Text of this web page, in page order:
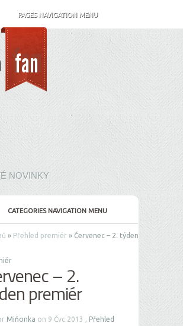
PAGES NAVIGATION MENU
NOVINKY
CATEGORIES NAVIGATION MENU
» Přehled premiér » Červenec – 2. týden
– 2.
premiér
Miňonka on 9 Čvc 2013 , Přehled